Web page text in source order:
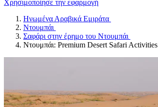
Χρησιμοποίησε την εφαρμογή
Ηνωμένα Αραβικά Εμιράτα
Ντουμπάι
Σαφάρι στην έρημο του Ντουμπάι
Ντουμπάι: Premium Desert Safari Activities